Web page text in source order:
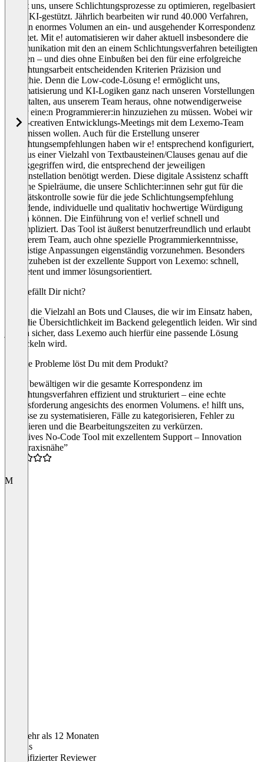
e! hilft uns, unsere Schlichtungsprozesse zu optimieren, regelbasiert
sowie KI-gestützt. Jährlich bearbeiten wir rund 40.000 Verfahren,
was ein enormes Volumen an ein- und ausgehender Korrespondenz
bedeutet. Mit e! automatisieren wir daher aktuell insbesondere die
Kommunikation mit den an einem Schlichtungsverfahren beteiligten
Parteien – und dies ohne Einbußen bei den für eine erfolgreiche
Schlichtungsarbeit entscheidenden Kriterien Präzision und
Empathie. Denn die Low-code-Lösung e! ermöglicht uns,
Automatisierung und KI-Logiken ganz nach unseren Vorstellungen
zu gestalten, aus unserem Team heraus, ohne notwendigerweise
immer eine:n Programmierer:in hinzuziehen zu müssen. Wobei wir
die co-creativen Entwicklungs-Meetings mit dem Lexemo-Team
nicht missen wollen. Auch für die Erstellung unserer
Schlichtungsempfehlungen haben wir e! entsprechend konfiguriert,
dass aus einer Vielzahl von Textbausteinen/Clauses genau auf die
zurückgegriffen wird, die entsprechend der jeweiligen
Fallkonstellation benötigt werden. Diese digitale Assistenz schafft
zeitliche Spielräume, die unsere Schlichter:innen sehr gut für die
Qualitätskontrolle sowie für die jede Schlichtungsempfehlung
abrundende, individuelle und qualitativ hochwertige Würdigung
nutzen können. Die Einführung von e! verlief schnell und
unkompliziert. Das Tool ist äußerst benutzerfreundlich und erlaubt
es unserem Team, auch ohne spezielle Programmierkenntnisse,
kurzfristige Anpassungen eigenständig vorzunehmen. Besonders
hervorzuheben ist der exzellente Support von Lexemo: schnell,
kompetent und immer lösungsorientiert.
Was gefällt Dir nicht?
Durch die Vielzahl an Bots und Clauses, die wir im Einsatz haben,
kann die Übersichtlichkeit im Backend gelegentlich leiden. Wir sind
jedoch sicher, dass Lexemo auch hierfür eine passende Lösung
entwickeln wird.
Welche Probleme löst Du mit dem Produkt?
Mit e! bewältigen wir die gesamte Korrespondenz im
Schlichtungsverfahren effizient und strukturiert – eine echte
Herausforderung angesichts des enormen Volumens. e! hilft uns,
Prozesse zu systematisieren, Fälle zu kategorisieren, Fehler zu
minimieren und die Bearbeitungszeiten zu verkürzen.
“Intuitives No-Code Tool mit exzellentem Support – Innovation
trifft Praxisnähe”
M
Vor mehr als 12 Monaten
Marcus
Verifizierter Reviewer